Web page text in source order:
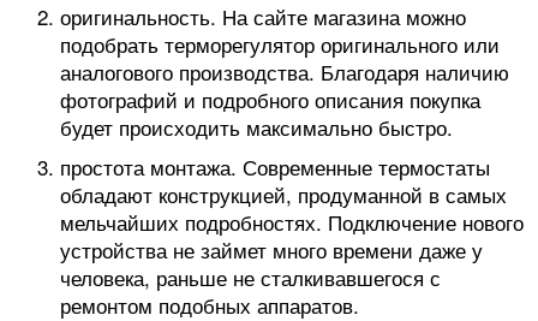
оригинальность. На сайте магазина можно
подобрать терморегулятор оригинального или
аналогового производства. Благодаря наличию
фотографий и подробного описания покупка
будет происходить максимально быстро.
простота монтажа. Современные термостаты
обладают конструкцией, продуманной в самых
мельчайших подробностях. Подключение нового
устройства не займет много времени даже у
человека, раньше не сталкивавшегося с
ремонтом подобных аппаратов.